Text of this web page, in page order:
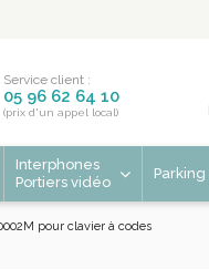
Service client :
05 96 62 64 10
(prix d'un appel local)
Interphones
Portiers vidéo
Parking
pour clavier à codes